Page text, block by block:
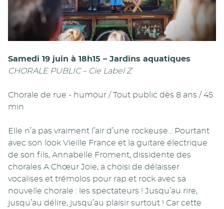
Samedi 19 juin à 18h15 – Jardins aquatiques
CHORALE PUBLIC – Cie Label Z
Chorale de rue - humour / Tout public dès 8 ans / 45
min
Elle n’a pas vraiment l’air d’une rockeuse... Pourtant
avec son look Vieille France et la guitare électrique
de son fils, Annabelle Froment, dissidente des
chorales A Chœur Joie, a choisi de délaisser
vocalises et trémolos pour rap et rock avec sa
nouvelle chorale : les spectateurs ! Jusqu’au rire,
jusqu’au délire, jusqu’au plaisir surtout ! Car cette